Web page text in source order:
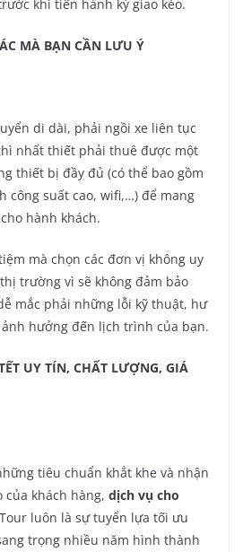
khi tiến hành ký giao kèo.
MÀ BẠN CẦN LƯU Ý
di dài, phải ngồi xe liên tục
nhất thiết phải thuê được một
thiết bị đầy đủ (có thể bao gồm
công suất cao, wifi,…) để mang
hành khách.
mà chọn các đơn vị không uy
trường vì sẽ không đảm bảo
mắc phải những lỗi kỹ thuật, hư
hưởng đến lịch trình của bạn.
UY TÍN, CHẤT LƯỢNG, GIÁ
tiêu chuẩn khắt khe và nhận
của khách hàng, dịch vụ cho
luôn là sự tuyển lựa tối ưu
trọng nhiều năm hình thành